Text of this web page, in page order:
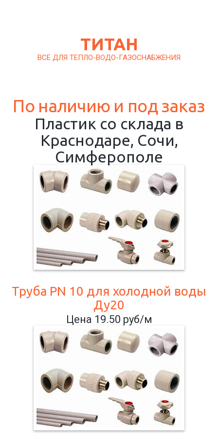
ТИТАН
ВСЕ ДЛЯ ТЕПЛО-ВОДО-ГАЗОСНАБЖЕНИЯ
По наличию и под заказ
Пластик со склада в
Краснодаре, Сочи,
Симферополе
Труба PN 10 для холодной воды
Ду20
Цена 19.50 руб/м